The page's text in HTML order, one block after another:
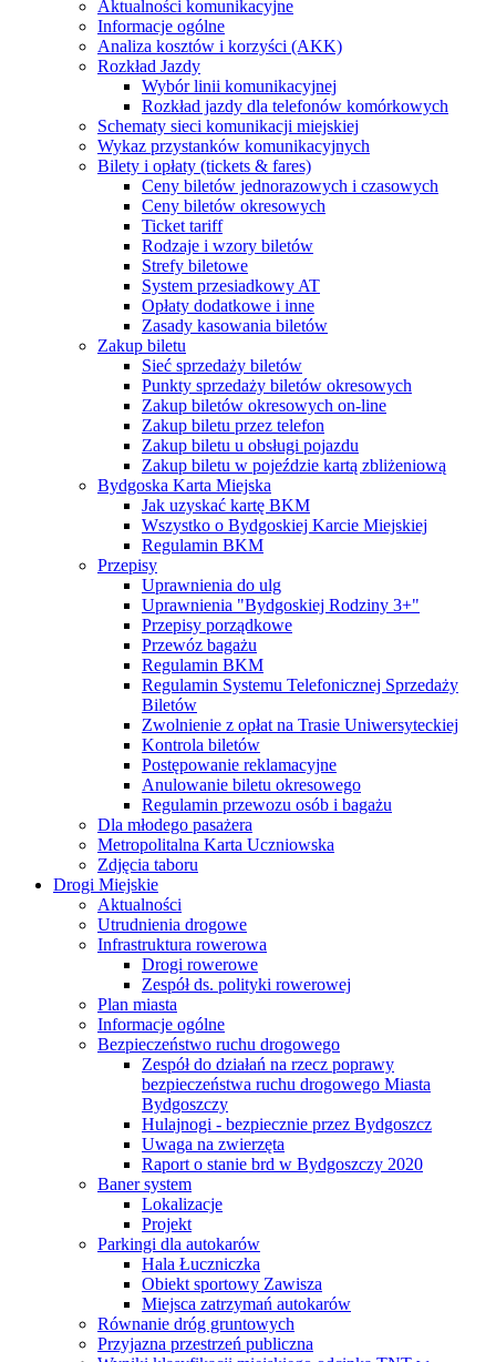
Aktualności komunikacyjne
Informacje ogólne
Analiza kosztów i korzyści (AKK)
Rozkład Jazdy
Wybór linii komunikacyjnej
Rozkład jazdy dla telefonów komórkowych
Schematy sieci komunikacji miejskiej
Wykaz przystanków komunikacyjnych
Bilety i opłaty (tickets & fares)
Ceny biletów jednorazowych i czasowych
Ceny biletów okresowych
Ticket tariff
Rodzaje i wzory biletów
Strefy biletowe
System przesiadkowy AT
Opłaty dodatkowe i inne
Zasady kasowania biletów
Zakup biletu
Sieć sprzedaży biletów
Punkty sprzedaży biletów okresowych
Zakup biletów okresowych on-line
Zakup biletu przez telefon
Zakup biletu u obsługi pojazdu
Zakup biletu w pojeździe kartą zbliżeniową
Bydgoska Karta Miejska
Jak uzyskać kartę BKM
Wszystko o Bydgoskiej Karcie Miejskiej
Regulamin BKM
Przepisy
Uprawnienia do ulg
Uprawnienia "Bydgoskiej Rodziny 3+"
Przepisy porządkowe
Przewóz bagażu
Regulamin BKM
Regulamin Systemu Telefonicznej Sprzedaży
Biletów
Zwolnienie z opłat na Trasie Uniwersyteckiej
Kontrola biletów
Postępowanie reklamacyjne
Anulowanie biletu okresowego
Regulamin przewozu osób i bagażu
Dla młodego pasażera
Metropolitalna Karta Uczniowska
Zdjęcia taboru
Drogi Miejskie
Aktualności
Utrudnienia drogowe
Infrastruktura rowerowa
Drogi rowerowe
Zespół ds. polityki rowerowej
Plan miasta
Informacje ogólne
Bezpieczeństwo ruchu drogowego
Zespół do działań na rzecz poprawy
bezpieczeństwa ruchu drogowego Miasta
Bydgoszczy
Hulajnogi - bezpiecznie przez Bydgoszcz
Uwaga na zwierzęta
Raport o stanie brd w Bydgoszczy 2020
Baner system
Lokalizacje
Projekt
Parkingi dla autokarów
Hala Łuczniczka
Obiekt sportowy Zawisza
Miejsca zatrzymań autokarów
Równanie dróg gruntowych
Przyjazna przestrzeń publiczna